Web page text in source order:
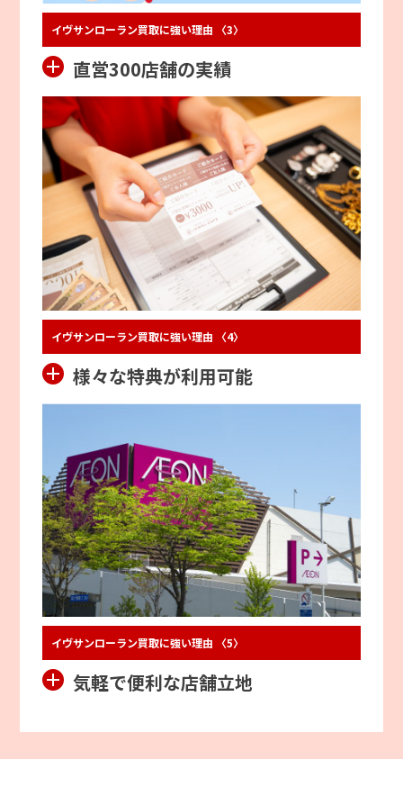
イヴサンローラン買取に強い理由 〈3〉
直営300店舗の実績
イヴサンローラン買取に強い理由 〈4〉
様々な特典が利用可能
イヴサンローラン買取に強い理由 〈5〉
気軽で便利な店舗立地